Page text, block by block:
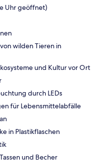
Uhr geöffnet)
wilden Tieren in
und Kultur vor Ort
durch LEDs
für Lebensmittelabfälle
in Plastikflaschen
und Becher